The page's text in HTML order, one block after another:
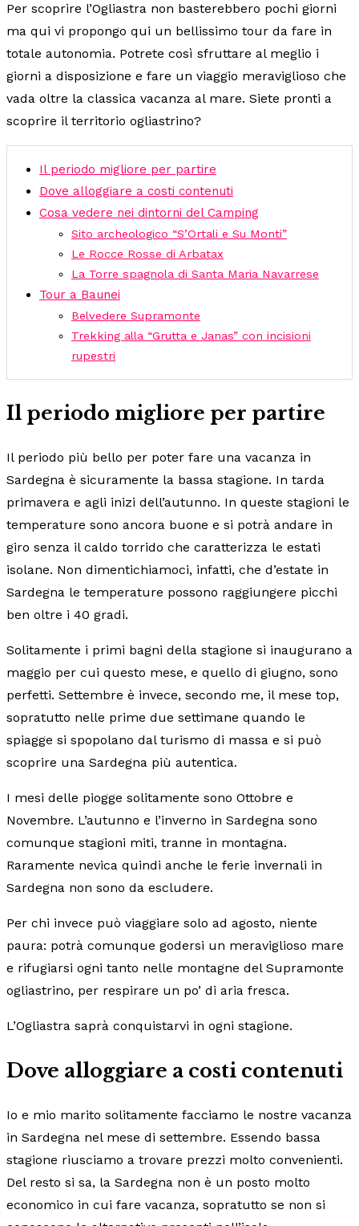
Per scoprire l’Ogliastra non basterebbero pochi giorni
ma qui vi propongo qui un bellissimo tour da fare in
totale autonomia. Potrete così sfruttare al meglio i
giorni a disposizione e fare un viaggio meraviglioso che
vada oltre la classica vacanza al mare. Siete pronti a
scoprire il territorio ogliastrino?
Il periodo migliore per partire
Dove alloggiare a costi contenuti
Cosa vedere nei dintorni del Camping
Sito archeologico “S’Ortali e Su Monti”
Le Rocce Rosse di Arbatax
La Torre spagnola di Santa Maria Navarrese
Tour a Baunei
Belvedere Supramonte
Trekking alla “Grutta e Janas” con incisioni
rupestri
Il periodo migliore per partire
Il periodo più bello per poter fare una vacanza in
Sardegna è sicuramente la bassa stagione. In tarda
primavera e agli inizi dell’autunno. In queste stagioni le
temperature sono ancora buone e si potrà andare in
giro senza il caldo torrido che caratterizza le estati
isolane. Non dimentichiamoci, infatti, che d’estate in
Sardegna le temperature possono raggiungere picchi
ben oltre i 40 gradi.
Solitamente i primi bagni della stagione si inaugurano a
maggio per cui questo mese, e quello di giugno, sono
perfetti. Settembre è invece, secondo me, il mese top,
sopratutto nelle prime due settimane quando le
spiagge si spopolano dal turismo di massa e si può
scoprire una Sardegna più autentica.
I mesi delle piogge solitamente sono Ottobre e
Novembre. L’autunno e l’inverno in Sardegna sono
comunque stagioni miti, tranne in montagna.
Raramente nevica quindi anche le ferie invernali in
Sardegna non sono da escludere.
Per chi invece può viaggiare solo ad agosto, niente
paura: potrà comunque godersi un meraviglioso mare
e rifugiarsi ogni tanto nelle montagne del Supramonte
ogliastrino, per respirare un po’ di aria fresca.
L’Ogliastra saprà conquistarvi in ogni stagione.
Dove alloggiare a costi contenuti
Io e mio marito solitamente facciamo le nostre vacanza
in Sardegna nel mese di settembre. Essendo bassa
stagione riusciamo a trovare prezzi molto convenienti.
Del resto si sa, la Sardegna non è un posto molto
economico in cui fare vacanza, sopratutto se non si